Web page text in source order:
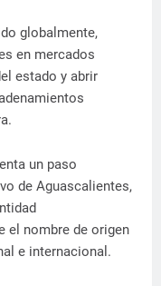
globalmente,
en mercados
estado y abrir
un paso
de Aguascalientes,
el nombre de origen
e internacional.